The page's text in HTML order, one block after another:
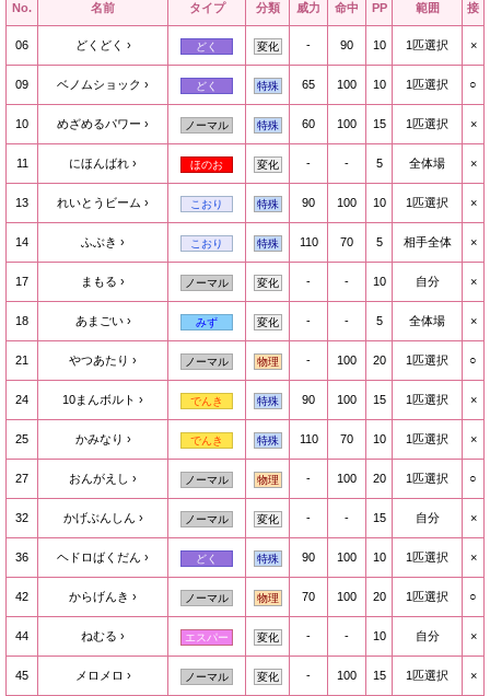
No. 名前 タイプ 分類 威力 命中 PP 範囲 接
06 どくどく どく 変化 - 90 10 1匹選択 ×
09 ベノムショック どく 特殊 65 100 10 1匹選択 ○
10 めざめるパワー ノーマル 特殊 60 100 15 1匹選択 ×
11 にほんばれ ほのお 変化 - - 5 全体場 ×
13 れいとうビーム こおり 特殊 90 100 10 1匹選択 ×
14 ふぶき こおり 特殊 110 70 5 相手全体 ×
17 まもる ノーマル 変化 - - 10 自分 ×
18 あまごい みず 変化 - - 5 全体場 ×
21 やつあたり ノーマル 物理 - 100 20 1匹選択 ○
24 10まんボルト でんき 特殊 90 100 15 1匹選択 ×
25 かみなり でんき 特殊 110 70 10 1匹選択 ×
27 おんがえし ノーマル 物理 - 100 20 1匹選択 ○
32 かげぶんしん ノーマル 変化 - - 15 自分 ×
36 ヘドロばくだん どく 特殊 90 100 10 1匹選択 ×
42 からげんき ノーマル 物理 70 100 20 1匹選択 ○
44 ねむる エスパー 変化 - - 10 自分 ×
45 メロメロ ノーマル 変化 - 100 15 1匹選択 ×